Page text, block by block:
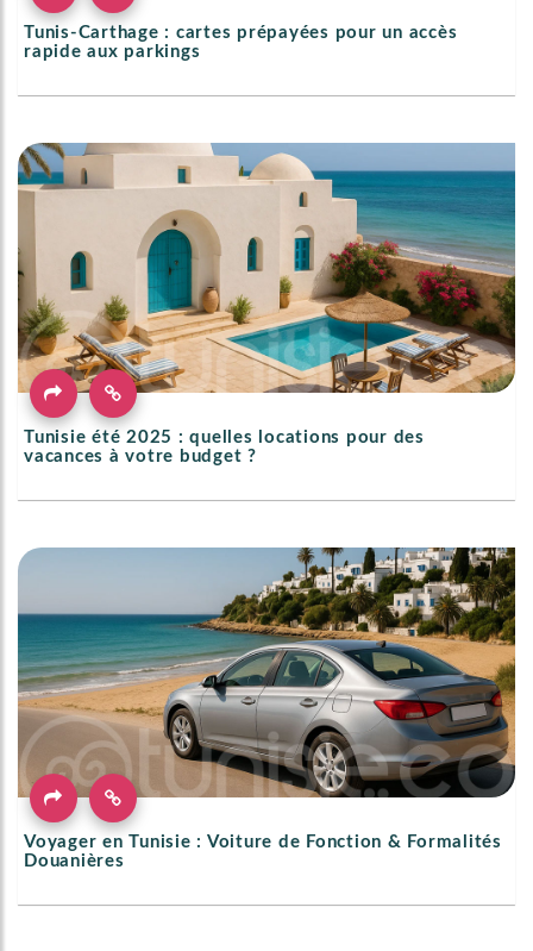
Tunis-Carthage : cartes prépayées pour un accès
rapide aux parkings
Tunisie été 2025 : quelles locations pour des
vacances à votre budget ?
Voyager en Tunisie : Voiture de Fonction & Formalités
Douanières